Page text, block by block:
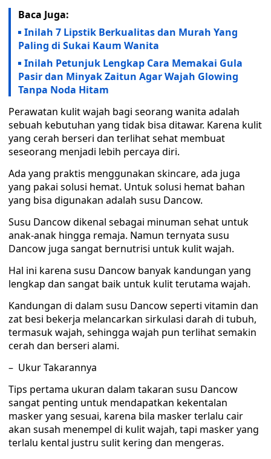
Baca Juga:
Inilah 7 Lipstik Berkualitas dan Murah Yang
Paling di Sukai Kaum Wanita
Inilah Petunjuk Lengkap Cara Memakai Gula
Pasir dan Minyak Zaitun Agar Wajah Glowing
Tanpa Noda Hitam
Perawatan kulit wajah bagi seorang wanita adalah
sebuah kebutuhan yang tidak bisa ditawar. Karena kulit
yang cerah berseri dan terlihat sehat membuat
seseorang menjadi lebih percaya diri.
Ada yang praktis menggunakan skincare, ada juga
yang pakai solusi hemat. Untuk solusi hemat bahan
yang bisa digunakan adalah susu Dancow.
Susu Dancow dikenal sebagai minuman sehat untuk
anak-anak hingga remaja. Namun ternyata susu
Dancow juga sangat bernutrisi untuk kulit wajah.
Hal ini karena susu Dancow banyak kandungan yang
lengkap dan sangat baik untuk kulit terutama wajah.
Kandungan di dalam susu Dancow seperti vitamin dan
zat besi bekerja melancarkan sirkulasi darah di tubuh,
termasuk wajah, sehingga wajah pun terlihat semakin
cerah dan berseri alami.
– Ukur Takarannya
Tips pertama ukuran dalam takaran susu Dancow
sangat penting untuk mendapatkan kekentalan
masker yang sesuai, karena bila masker terlalu cair
akan susah menempel di kulit wajah, tapi masker yang
terlalu kental justru sulit kering dan mengeras.